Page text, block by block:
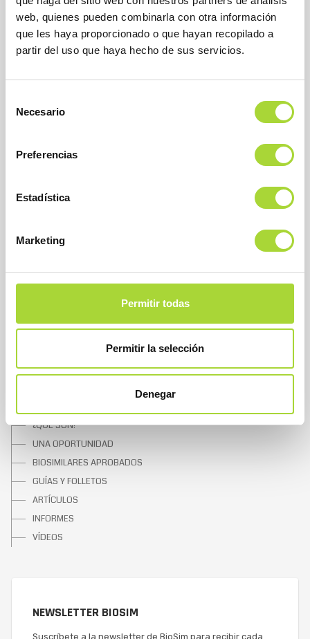
web, quienes pueden combinarla con otra información
que les haya proporcionado o que hayan recopilado a
partir del uso que haya hecho de sus servicios.
Necesario
Preferencias
Estadística
Marketing
Permitir todas
Permitir la selección
Denegar
Dirección
Calle Condesa de Venadito, 1
28027 Madrid
Teléfono : +34 91 864 31 32
SOBRE BIOSIM
EQUIPO
ASOCIADOS ADHERIDOS
NOTICIAS
SOBRE LOS BIOSIMILARES
¿QUÉ SON?
UNA OPORTUNIDAD
BIOSIMILARES APROBADOS
GUÍAS Y FOLLETOS
ARTÍCULOS
INFORMES
VÍDEOS
NEWSLETTER BIOSIM
Suscríbete a la newsletter de BioSim para recibir cada